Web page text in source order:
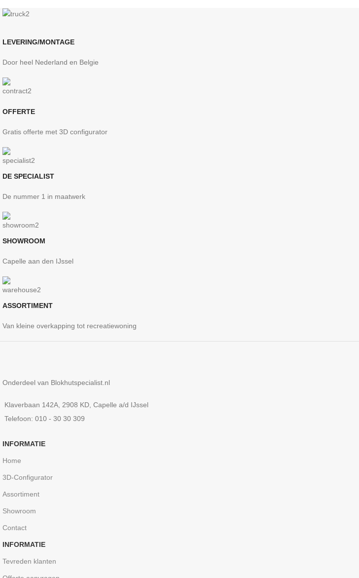
LEVERING/MONTAGE
Door heel Nederland en Belgie
OFFERTE
Gratis offerte met 3D configurator
DE SPECIALIST
De nummer 1 in maatwerk
SHOWROOM
Capelle aan den IJssel
ASSORTIMENT
Van kleine overkapping tot recreatiewoning
Onderdeel van Blokhutspecialist.nl
Klaverbaan 142A, 2908 KD, Capelle a/d IJssel
Telefoon: 010 - 30 30 309
INFORMATIE
Home
3D-Configurator
Assortiment
Showroom
Contact
INFORMATIE
Tevreden klanten